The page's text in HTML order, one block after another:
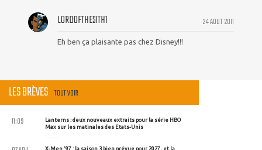
24 AOUT 2011
LORDOFTHESITH1
Eh ben ça plaisante pas chez Disney!!!
LES BRÈVES TOUT VOIR
Lanterns : deux nouveaux extraits pour la série HBO
Max sur les matinales des Etats-Unis
11:09
X-Men '97 : la saison 3 bien prévue pour 2027, et la